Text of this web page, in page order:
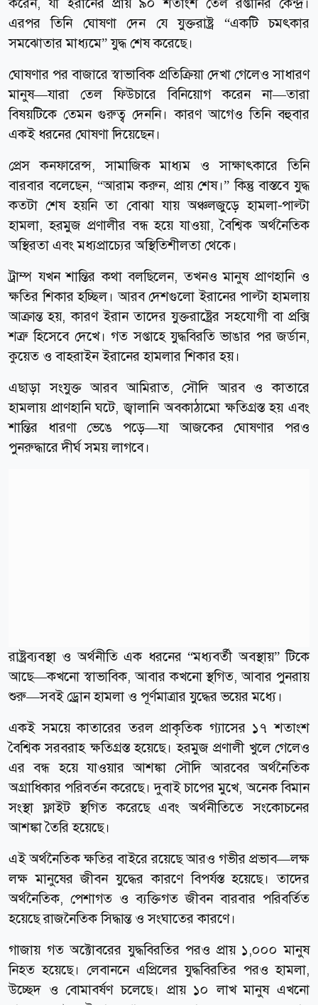
এরপর তিনি ঘোষণা দেন যে যুক্তরাষ্ট্র “একটি চমৎকার
সমঝোতার মাধ্যমে” যুদ্ধ শেষ করেছে।
ঘোষণার পর বাজারে স্বাভাবিক প্রতিক্রিয়া দেখা গেলেও সাধারণ
মানুষ—যারা তেল ফিউচারে বিনিয়োগ করেন না—তারা
বিষয়টিকে তেমন গুরুত্ব দেননি। কারণ আগেও তিনি বহুবার
একই ধরনের ঘোষণা দিয়েছেন।
প্রেস কনফারেন্স, সামাজিক মাধ্যম ও সাক্ষাৎকারে তিনি
বারবার বলেছেন, “আরাম করুন, প্রায় শেষ।” কিন্তু বাস্তবে যুদ্ধ
কতটা শেষ হয়নি তা বোঝা যায় অঞ্চলজুড়ে হামলা-পাল্টা
হামলা, হরমুজ প্রণালীর বন্ধ হয়ে যাওয়া, বৈশ্বিক অর্থনৈতিক
অস্থিরতা এবং মধ্যপ্রাচ্যের অস্থিতিশীলতা থেকে।
ট্রাম্প যখন শান্তির কথা বলছিলেন, তখনও মানুষ প্রাণহানি ও
ক্ষতির শিকার হচ্ছিল। আরব দেশগুলো ইরানের পাল্টা হামলায়
আক্রান্ত হয়, কারণ ইরান তাদের যুক্তরাষ্ট্রের সহযোগী বা প্রক্সি
শত্রু হিসেবে দেখে। গত সপ্তাহে যুদ্ধবিরতি ভাঙার পর জর্ডান,
কুয়েত ও বাহরাইন ইরানের হামলার শিকার হয়।
এছাড়া সংযুক্ত আরব আমিরাত, সৌদি আরব ও কাতারে
হামলায় প্রাণহানি ঘটে, জ্বালানি অবকাঠামো ক্ষতিগ্রস্ত হয় এবং
শান্তির ধারণা ভেঙে পড়ে—যা আজকের ঘোষণার পরও
পুনরুদ্ধারে দীর্ঘ সময় লাগবে।
রাষ্ট্রব্যবস্থা ও অর্থনীতি এক ধরনের “মধ্যবর্তী অবস্থায়” টিকে
আছে—কখনো স্বাভাবিক, আবার কখনো স্থগিত, আবার পুনরায়
শুরু—সবই ড্রোন হামলা ও পূর্ণমাত্রার যুদ্ধের ভয়ের মধ্যে।
একই সময়ে কাতারের তরল প্রাকৃতিক গ্যাসের ১৭ শতাংশ
বৈশ্বিক সরবরাহ ক্ষতিগ্রস্ত হয়েছে। হরমুজ প্রণালী খুলে গেলেও
এর বন্ধ হয়ে যাওয়ার আশঙ্কা সৌদি আরবের অর্থনৈতিক
অগ্রাধিকার পরিবর্তন করেছে। দুবাই চাপের মুখে, অনেক বিমান
সংস্থা ফ্লাইট স্থগিত করেছে এবং অর্থনীতিতে সংকোচনের
আশঙ্কা তৈরি হয়েছে।
এই অর্থনৈতিক ক্ষতির বাইরে রয়েছে আরও গভীর প্রভাব—লক্ষ
লক্ষ মানুষের জীবন যুদ্ধের কারণে বিপর্যস্ত হয়েছে। তাদের
অর্থনৈতিক, পেশাগত ও ব্যক্তিগত জীবন বারবার পরিবর্তিত
হয়েছে রাজনৈতিক সিদ্ধান্ত ও সংঘাতের কারণে।
গাজায় গত অক্টোবরের যুদ্ধবিরতির পরও প্রায় ১,০০০ মানুষ
নিহত হয়েছে। লেবাননে এপ্রিলের যুদ্ধবিরতির পরও হামলা,
উচ্ছেদ ও বোমাবর্ষণ চলেছে। প্রায় ১০ লাখ মানুষ এখনো